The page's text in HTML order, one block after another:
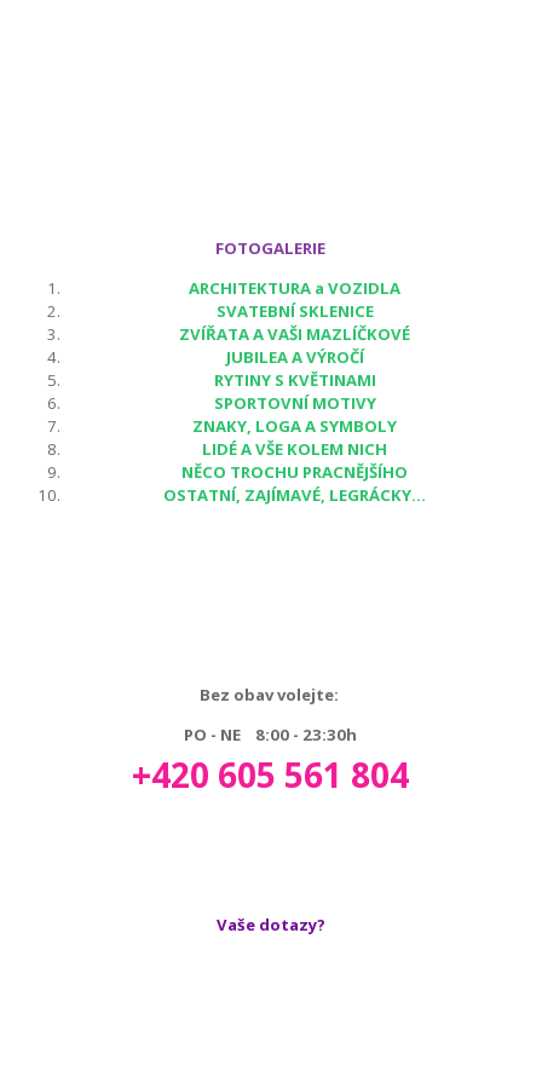
FOTOGALERIE
ARCHITEKTURA a VOZIDLA
SVATEBNÍ SKLENICE
ZVÍŘATA A VAŠI MAZLÍČKOVÉ
JUBILEA A VÝROČÍ
RYTINY S KVĚTINAMI
SPORTOVNÍ MOTIVY
ZNAKY, LOGA A SYMBOLY
LIDÉ A VŠE KOLEM NICH
NĚCO TROCHU PRACNĚJŠÍHO
OSTATNÍ, ZAJÍMAVÉ, LEGRÁCKY...
Bez obav volejte:
PO - NE 8:00 - 23:30h
+420 605 561 804
Vaše dotazy?